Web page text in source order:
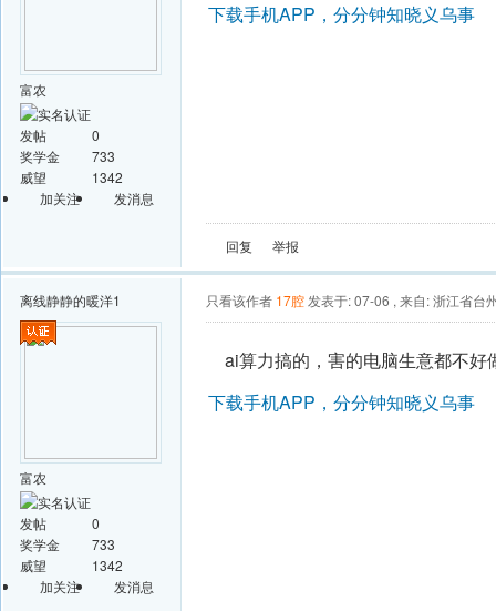
富农
发帖
0
奖学金
733
威望
1342
加关注
发消息
下载手机APP，分分钟知晓义乌事
回复 举报
离线静静的暖洋1
富农
发帖
0
奖学金
733
威望
1342
加关注
发消息
只看该作者 17腔 发表于: 07-06 , 来自: 浙江省台
ai算力搞的，害的电脑生意都不好
下载手机APP，分分钟知晓义乌事